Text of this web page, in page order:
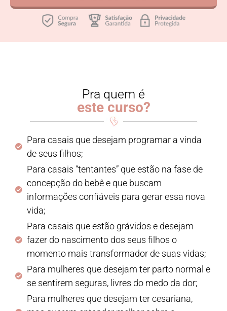
Pra quem é
este curso?
Para casais que desejam programar a vinda
de seus filhos;
Para casais “tentantes” que estão na fase de
concepção do bebê e que buscam
informações confiáveis para gerar essa nova
vida;
Para casais que estão grávidos e desejam
fazer do nascimento dos seus filhos o
momento mais transformador de suas vidas;
Para mulheres que desejam ter parto normal e
se sentirem seguras, livres do medo da dor;
Para mulheres que desejam ter cesariana,